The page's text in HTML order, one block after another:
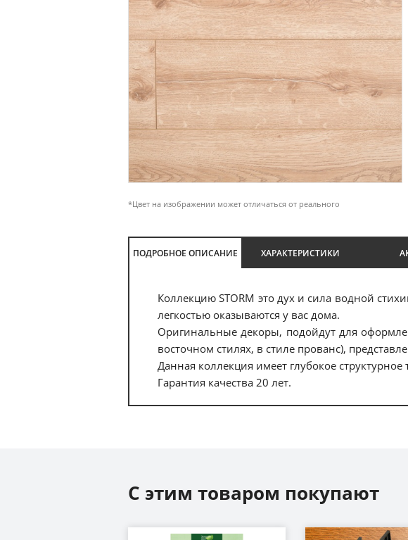
*Цвет на изображении может отличаться от реального
ПОДРОБНОЕ ОПИСАНИЕ ХАРАКТЕРИСТИКИ
Коллекцию STORM это дух и сила водной
легкостью оказываются у вас дома.
Оригинальные декоры, подойдут для
восточном стилях, в стиле прованс),
Данная коллекция имеет глубокое
Гарантия качества 20 лет.
С этим товаром покупают